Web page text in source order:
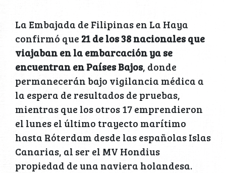
La Embajada de Filipinas en La Haya
confirmó que 21 de los 38 nacionales que
viajaban en la embarcación ya se
encuentran en Países Bajos, donde
permanecerán bajo vigilancia médica a
la espera de resultados de pruebas,
mientras que los otros 17 emprendieron
el lunes el último trayecto marítimo
hasta Róterdam desde las españolas Islas
Canarias, al ser el MV Hondius
propiedad de una naviera holandesa.